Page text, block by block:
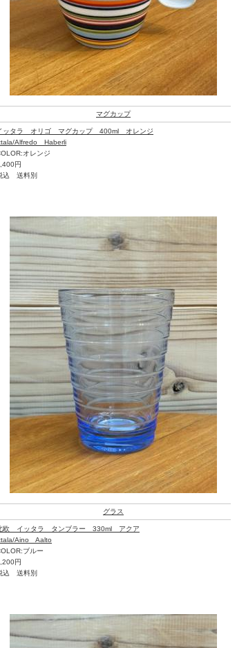
マグカップ
ッタラ オリゴ マグカップ 400ml オレンジ
Alfredo Haberli
オレンジ
円
込 送料別
グラス
欧 イッタラ タンブラー 330ml アクア
Aino Aalto
ブルー
円
込 送料別